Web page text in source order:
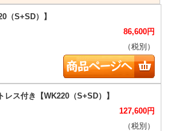
86,600円
（税別）
127,600円
（税別）